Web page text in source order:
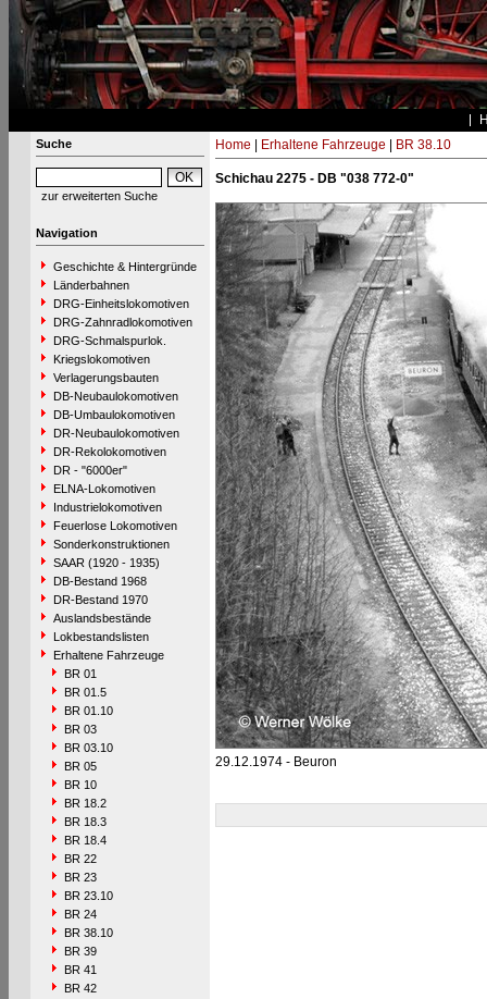
Suche
zur erweiterten Suche
Navigation
Geschichte & Hintergründe
Länderbahnen
DRG-Einheitslokomotiven
DRG-Zahnradlokomotiven
DRG-Schmalspurlok.
Kriegslokomotiven
Verlagerungsbauten
DB-Neubaulokomotiven
DB-Umbaulokomotiven
DR-Neubaulokomotiven
DR-Rekolokomotiven
DR - "6000er"
ELNA-Lokomotiven
Industrielokomotiven
Feuerlose Lokomotiven
Sonderkonstruktionen
SAAR (1920 - 1935)
DB-Bestand 1968
DR-Bestand 1970
Auslandsbestände
Lokbestandslisten
Erhaltene Fahrzeuge
BR 01
BR 01.5
BR 01.10
BR 03
BR 03.10
BR 05
BR 10
BR 18.2
BR 18.3
BR 18.4
BR 22
BR 23
BR 23.10
BR 24
BR 38.10
BR 39
BR 41
BR 42
Home Erhaltene Fahrzeuge BR 38.10
Schichau 2275 - DB "038 772-0"
29.12.1974 - Beuron